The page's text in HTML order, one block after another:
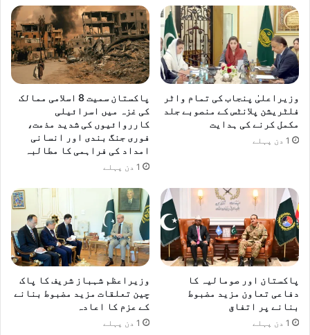
ی
ے
ا
ن
ق
ل
ب
ق
ے
:
ش
ز
ہ
ف
ا
ط
م
ہ
وزیراعلیٰ پنجاب کی تمام واٹر
فلٹریشن پلانٹس کے منصوبے جلد
مکمل کرنے کی ہدایت
1 دن پہلے
پاکستان سمیت 8 اسلامی ممالک
کی غزہ میں اسرائیلی
کارروائیوں کی شدید مذمت،
فوری جنگ بندی اور انسانی
امداد کی فراہمی کا مطالبہ
1 دن پہلے
پاکستان اور صومالیہ کا
دفاعی تعاون مزید مضبوط
بنانے پر اتفاق
1 دن پہلے
وزیراعظم شہباز شریف کا پاک
چین تعلقات مزید مضبوط بنانے
کے عزم کا اعادہ
1 دن پہلے